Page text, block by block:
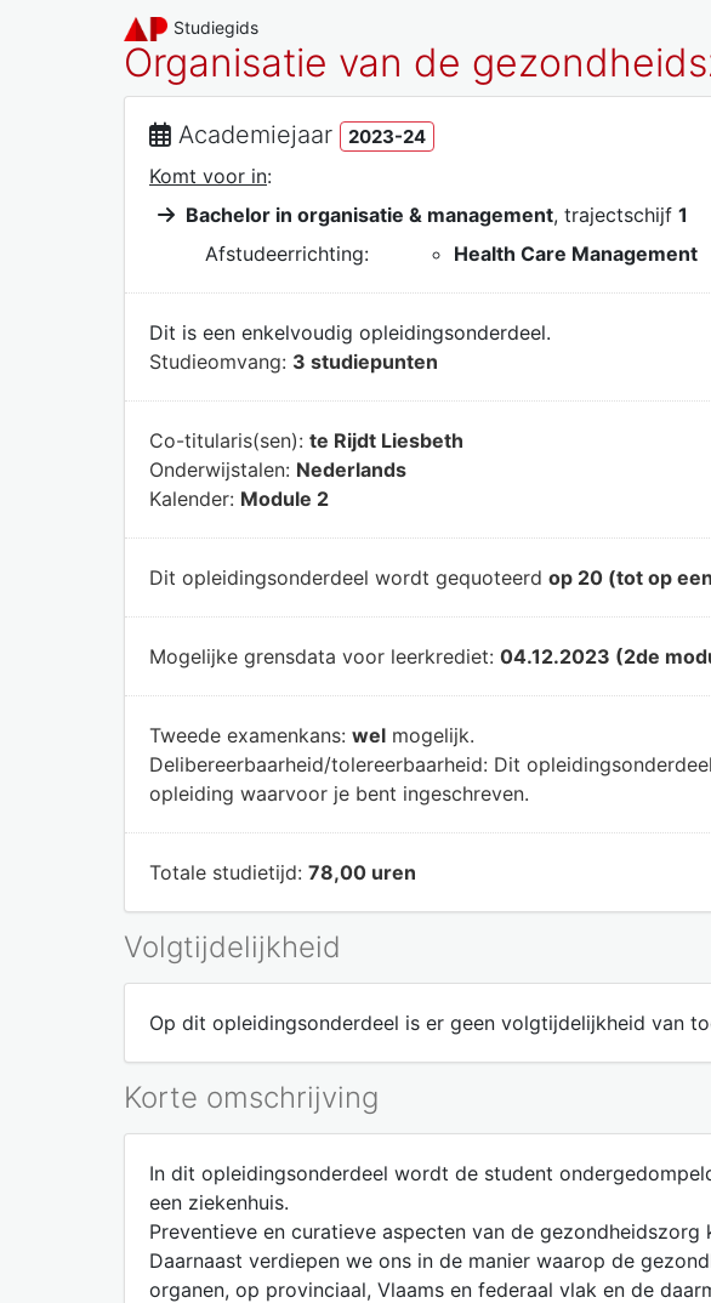
Studiegids
Organisatie van de
Academiejaar 2023-24
Komt voor in:
Bachelor in organisatie & management, trajectschijf 1
Afstudeerrichting:
Health Care Management
Dit is een enkelvoudig opleidingsonderdeel.
Studieomvang: 3 studiepunten
Co-titularis(sen): te Rijdt Liesbeth
Onderwijstalen: Nederlands
Kalender: Module 2
Dit opleidingsonderdeel wordt gequoteerd op 20 (tot op
Mogelijke grensdata voor leerkrediet: 04.12.2023 (2de
Tweede examenkans: wel mogelijk.
Delibereerbaarheid/tolereerbaarheid: Dit
opleiding waarvoor je bent ingeschreven.
Totale studietijd: 78,00 uren
Volgtijdelijkheid
Op dit opleidingsonderdeel is er geen volgtijdelijkheid van
Korte omschrijving
In dit opleidingsonderdeel wordt de student
een ziekenhuis.
Preventieve en curatieve aspecten van de gezondheidszorg
Daarnaast verdiepen we ons in de manier waarop de
organen, op provinciaal, Vlaams en federaal vlak en de